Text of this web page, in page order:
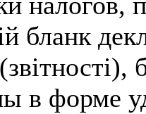
бланк
в форме